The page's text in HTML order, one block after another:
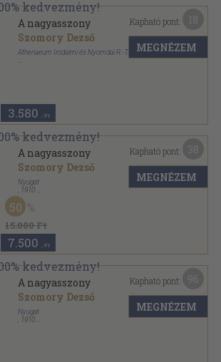
A nagyasszony
Szomory Dezső
Athenaeum Irodalmi és Nyomdai R.-Társulat
3.580 ,-Ft
Kapható pont:
MEGNÉZEM
A nagyasszony
Szomory Dezső
Nyugat
1910
Műbőr
15.000 Ft
50
7.500 ,-Ft
Kapható pont:
MEGNÉZEM
A nagyasszony
Szomory Dezső
Nyugat
1910
Kapható pont:
MEGNÉZEM